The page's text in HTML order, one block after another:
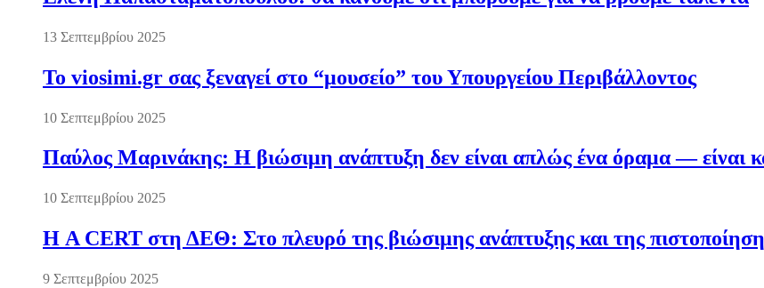
13 Σεπτεμβρίου 2025
Το viosimi.gr σας ξεναγεί στο “μουσείο” του Υπουργείου Περιβάλλοντος
10 Σεπτεμβρίου 2025
Παύλος Μαρινάκης: Η βιώσιμη ανάπτυξη δεν είναι απλώς ένα όραμα — είναι
10 Σεπτεμβρίου 2025
Η A CERT στη ΔΕΘ: Στο πλευρό της βιώσιμης ανάπτυξης και της
9 Σεπτεμβρίου 2025